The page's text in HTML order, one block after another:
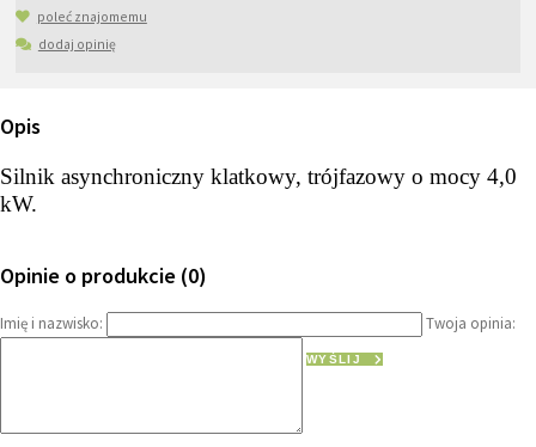
poleć znajomemu
dodaj opinię
Opis
Silnik asynchroniczny klatkowy, trójfazowy o mocy 4,0
kW.
Opinie o produkcie (0)
Imię i nazwisko: Twoja opinia:
WYŚLIJ